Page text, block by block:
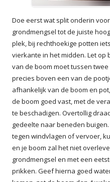
Doe eerst wat split onderin
grondmengsel tot de juiste
plek, bij rechthoekige potten
vierkante in het midden. Let op
van de boom moet tussen
precies boven een van de
afhankelijk van de boom en
de boom goed vast, met de
te beschadigen. Overtollig
gedeelte naar beneden
tegen windvlagen of vervoer,
en je boom zal het niet
grondmengsel en met een
prikken. Geef hierna goed